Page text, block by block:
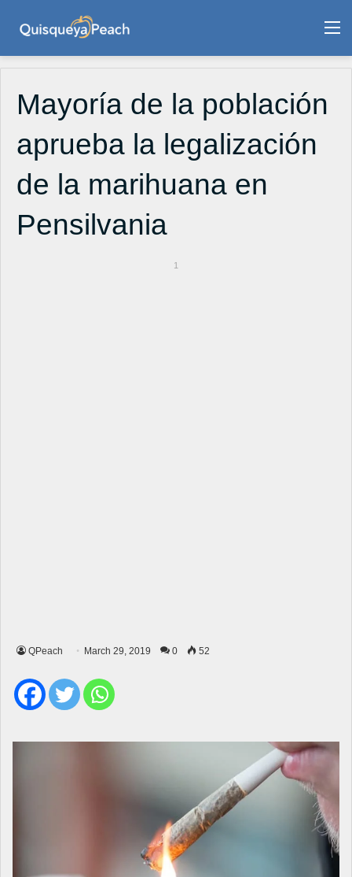
Mayoría de la población
aprueba la legalización
de la marihuana en
Pensilvania
1
QPeach March 29, 2019 0 52